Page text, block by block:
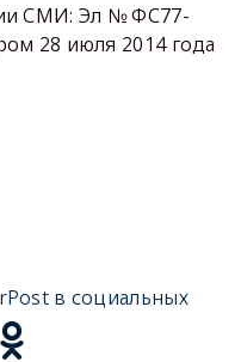
СМИ: Эл № ФС77-
28 июля 2014 года
в социальных